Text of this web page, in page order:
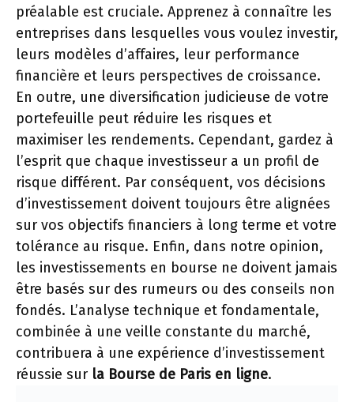
préalable est cruciale. Apprenez à connaître les
entreprises dans lesquelles vous voulez investir,
leurs modèles d’affaires, leur performance
financière et leurs perspectives de croissance.
En outre, une diversification judicieuse de votre
portefeuille peut réduire les risques et
maximiser les rendements. Cependant, gardez à
l’esprit que chaque investisseur a un profil de
risque différent. Par conséquent, vos décisions
d’investissement doivent toujours être alignées
sur vos objectifs financiers à long terme et votre
tolérance au risque. Enfin, dans notre opinion,
les investissements en bourse ne doivent jamais
être basés sur des rumeurs ou des conseils non
fondés. L’analyse technique et fondamentale,
combinée à une veille constante du marché,
contribuera à une expérience d’investissement
réussie sur la Bourse de Paris en ligne.